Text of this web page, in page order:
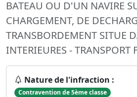
BATEAU OU D'UN NAVIRE
CHARGEMENT, DE
TRANSBORDEMENT SITUE
INTERIEURES - TRANSPORT
Nature de l'infraction :
Contravention de 5ème classe